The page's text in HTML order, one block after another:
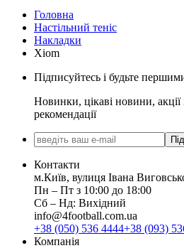
Головна
Настільний теніс
Накладки
Xiom
Підписуйтесь і будьте
Новинки, цікаві новини,
рекомендації
Контакти
м.Київ, вулиця Івана
Пн ‒ Пт з 10:00 до 18:00
Сб ‒ Нд: Вихідний
info@4football.com.ua
+38 (050) 536 4444+38 (093)
Компанія